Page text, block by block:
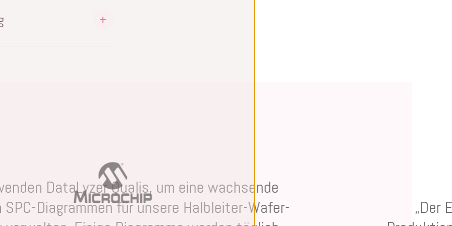
und (historischen)
keine MSA-
DataLyzer Qualis, um eine wachsende
SPC-Diagrammen für unsere Halbleiter-Wafer-
„Der